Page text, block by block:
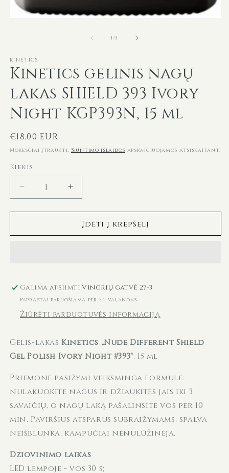
1/iš3
KINETICS
Kinetics gelinis nagų
lakas SHIELD 393 Ivory
Night KGP393N, 15 ml
Įprasta
kaina
€18,00 EUR
Mokesčiai įtraukti. Siuntimo išlaidos apskaičiuojamos atsiskaitant.
Kiekis
Sumažinti
gelinis
lakas
KGP393N,
15
ml
Padidinti
gelinis
nagų
lakas
KGP393N,
15
ml
Įdėti į krepšelį
Galima atsiimtiVingrių gatvė 27-3
Paprastai paruošiama per 24 valandas
Žiūrėti parduotuvės informaciją
Gelis-lakasKinetics „Nude Different Shield
Gel Polish Ivory Night #393“, 15 ml
Priemonė pasižymi veiksminga formule:
nulakuokite nagus ir džiaukitės jais iki 3
savaičių, o nagų laką pašalinsite vos per 10
min. Paviršius atsparus subraižymams, spalva
neišblunka, kampučiai nenulūžinėja.
Džiovinimo laikas
LED lempoje - vos 30 s;